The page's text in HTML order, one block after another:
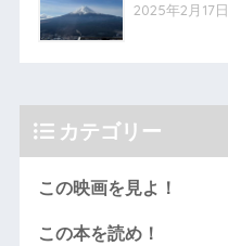
2025年2月17日
カテゴリー
この映画を見よ！
この本を読め！